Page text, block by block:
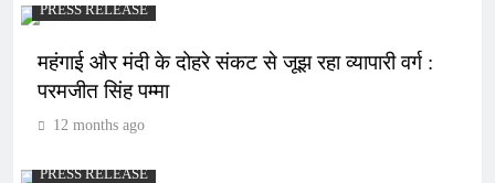
PRESS RELEASE
महंगाई और मंदी के दोहरे संकट से जूझ रहा व्यापारी वर्ग :
परमजीत सिंह पम्मा
12 months ago
PRESS RELEASE